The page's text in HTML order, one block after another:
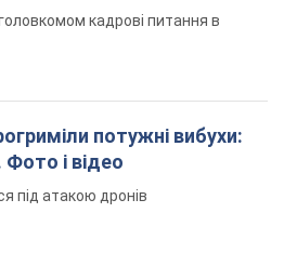
кадрові питання в
потужні вибухи:
і відео
під атакою дронів